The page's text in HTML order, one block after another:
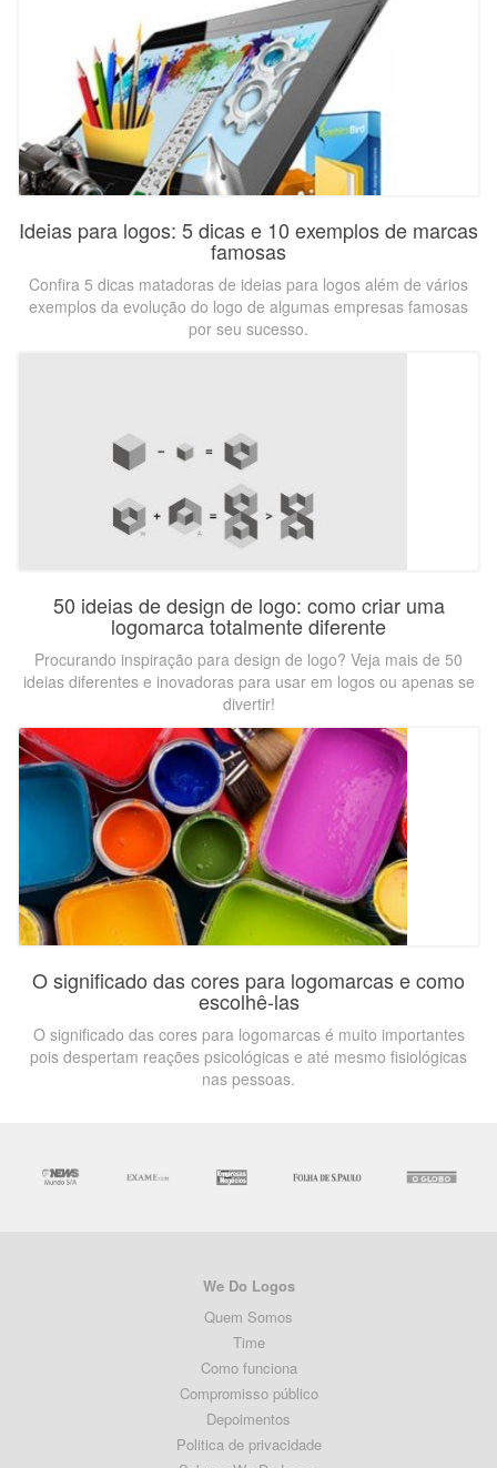
Ideias para logos: 5 dicas e 10 exemplos de marcas
famosas
Confira 5 dicas matadoras de ideias para logos além de vários
exemplos da evolução do logo de algumas empresas famosas
por seu sucesso.
50 ideias de design de logo: como criar uma
logomarca totalmente diferente
Procurando inspiração para design de logo? Veja mais de 50
ideias diferentes e inovadoras para usar em logos ou apenas se
divertir!
O significado das cores para logomarcas e como
escolhê-las
O significado das cores para logomarcas é muito importantes
pois despertam reações psicológicas e até mesmo fisiológicas
nas pessoas.
We Do Logos
Quem Somos
Time
Como funciona
Compromisso público
Depoimentos
Politica de privacidade